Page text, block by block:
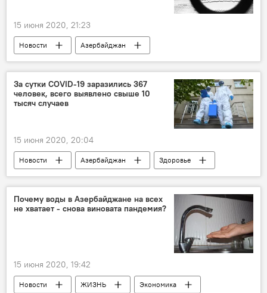
15 июня 2020, 21:23
Новости
Азербайджан
Новости мира
ЖИЗНЬ
Республиканский центр сейсмологической службы
землетрясение
За сутки COVID-19 заразились 367
человек, всего выявлено свыше 10
тысяч случаев
15 июня 2020, 20:04
Новости Азербайджан
Здоровье
ЖИЗНЬ
Коронавирус
Кабинет министров АР
Почему воды в Азербайджане на всех
не хватает - снова виновата пандемия?
15 июня 2020, 19:42
Новости ЖИЗНЬ
Экономика